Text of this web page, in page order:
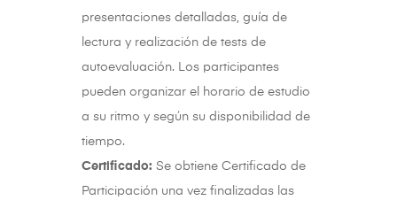
presentaciones detalladas, guía de
lectura y realización de tests de
autoevaluación. Los participantes
pueden organizar el horario de estudio
a su ritmo y según su disponibilidad de
tiempo.
Certificado: Se obtiene Certificado de
Participación una vez finalizadas las